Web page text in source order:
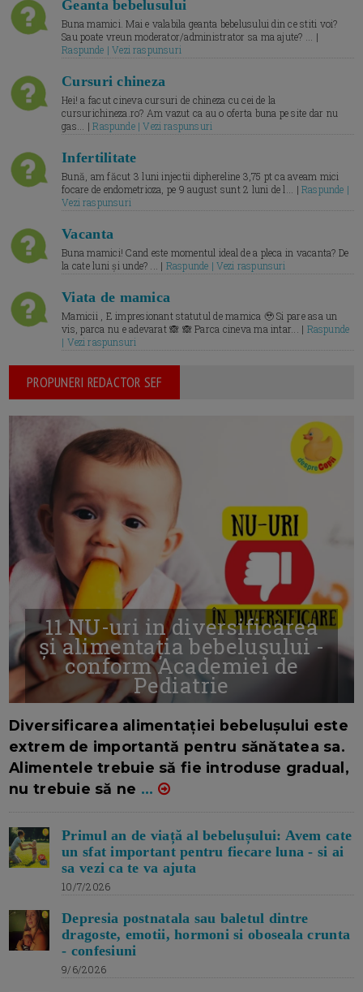
Geanta bebelusului
Buna mamici. Mai e valabila geanta bebelusului din ce stiti voi?
Sau poate vreun moderator/administrator sa ma ajute? ... |
Raspunde | Vezi raspunsuri
Cursuri chineza
Hei! a facut cineva cursuri de chineza cu cei de la
cursurichineza.ro? Am vazut ca au o oferta buna pe site dar nu
gas... |Raspunde | Vezi raspunsuri
Infertilitate
Bună, am făcut 3 luni injectii diphereline 3,75 pt ca aveam mici
focare de endometrioza, pe 9 august sunt 2 luni de l... |Raspunde |
Vezi raspunsuri
Vacanta
Buna mamici! Cand este momentul ideal de a pleca in vacanta? De
la cate luni și unde? ... | Raspunde | Vezi raspunsuri
Viata de mamica
Mamicii , E impresionant statutul de mamica 🥹 Si pare asa un
vis, parca nu e adevarat 🙈 🙈 Parca cineva ma intar... | Raspunde
| Vezi raspunsuri
PROPUNERI REDACTOR SEF
11 NU-uri in diversificarea
și alimentația bebelușului -
conform Academiei de
Pediatrie
Diversificarea alimentației bebelușului este
extrem de importantă pentru sănătatea sa.
Alimentele trebuie să fie introduse gradual,
nu trebuie să ne ...
Primul an de viață al bebelușului: Avem cate
un sfat important pentru fiecare luna - si ai
sa vezi ca te va ajuta
10/7/2026
Depresia postnatala sau baletul dintre
dragoste, emotii, hormoni si oboseala crunta
- confesiuni
9/6/2026